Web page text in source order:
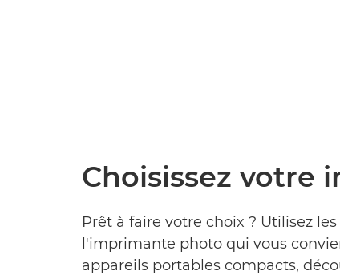
Choisissez votre
Prêt à faire votre choix ? Utilisez
l'imprimante photo qui vous
appareils portables compacts,